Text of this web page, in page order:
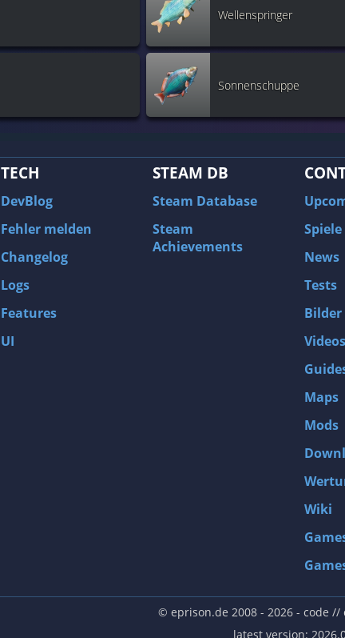
Wellenspringer
Sonnenschuppe
TECH
DevBlog
Fehler melden
Changelog
Logs
Features
UI
STEAM DB
Steam Database
Steam
Achievements
Spiele
News
Tests
Bilder
Videos
Maps
Mods
Wiki
© eprison.de 2008 - 2026- code //
latest version: